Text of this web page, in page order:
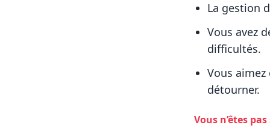
La gestion
Vous avez
difficultés.
Vous
détourner.
Vous n’êtes